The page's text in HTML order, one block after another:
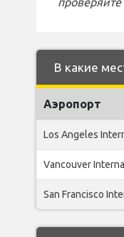
В какие
Аэропорт
Los Angeles
Vancouver
San Francisco